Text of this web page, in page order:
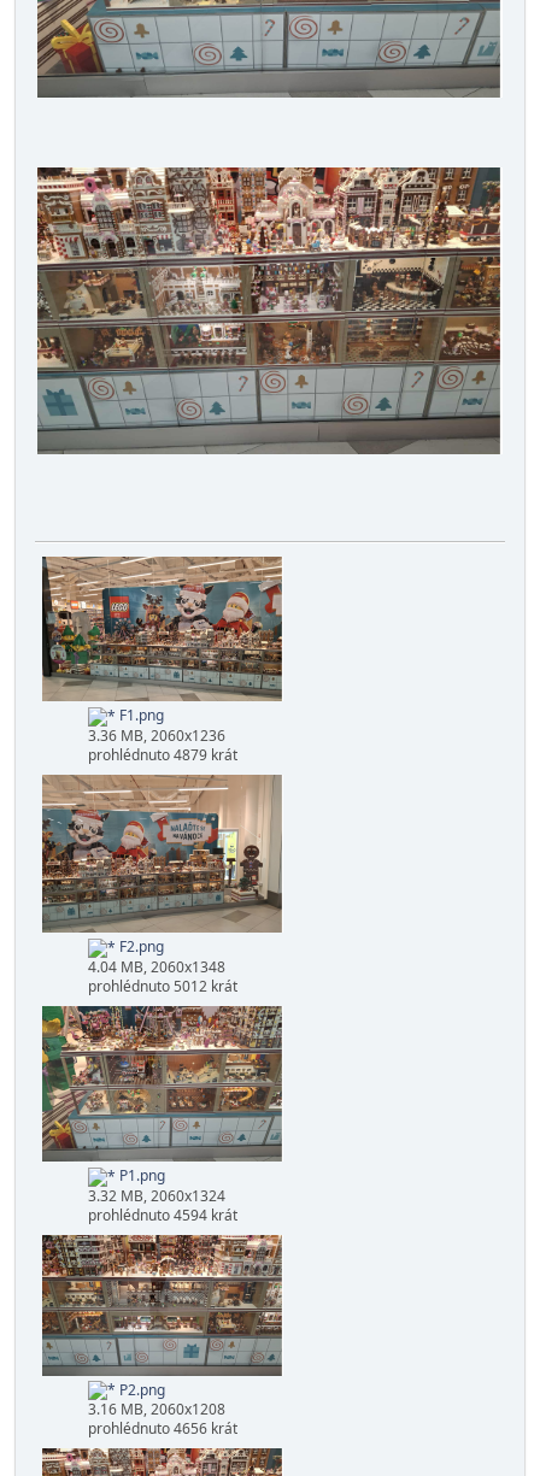
F1.png
3.36 MB, 2060x1236
prohlédnuto 4879 krát
F2.png
4.04 MB, 2060x1348
prohlédnuto 5012 krát